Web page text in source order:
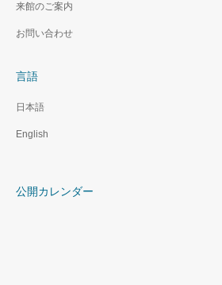
来館のご案内
お問い合わせ
言語
日本語
English
公開カレンダー